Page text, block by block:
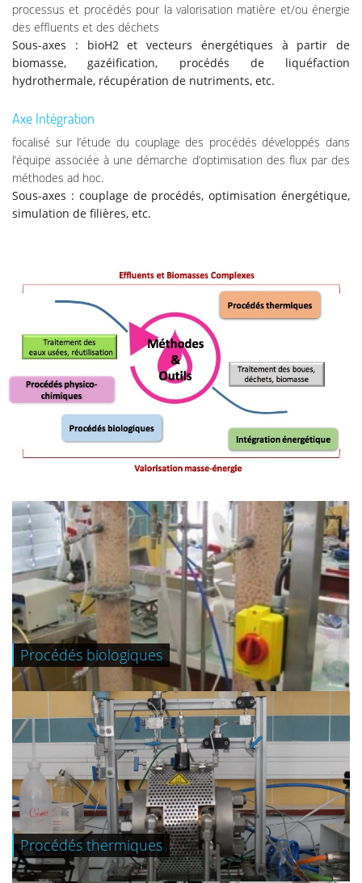
processus et procédés pour la valorisation matière et/ou énergie
des effluents et des déchets
Sous-axes : bioH2 et vecteurs énergétiques à partir de
biomasse, gazéification, procédés de liquéfaction
hydrothermale, récupération de nutriments, etc.
Axe Intégration
focalisé sur l’étude du couplage des procédés développés dans
l’équipe associée à une démarche d’optimisation des flux par des
méthodes ad hoc.
Sous-axes : couplage de procédés, optimisation énergétique,
simulation de filières, etc.
Procédés biologiques
Procédés thermiques